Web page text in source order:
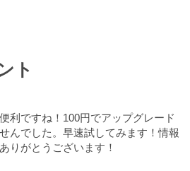
ト
利ですね！100円でアップグレード
んでした。早速試してみます！情報
りがとうございます！